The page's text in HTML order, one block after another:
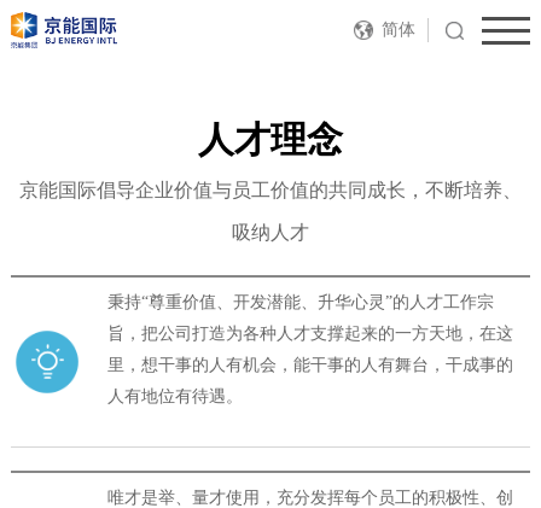
简体
人才理念
京能国际倡导企业价值与员工价值的共同成长，不断培养、
吸纳人才
秉持“尊重价值、开发潜能、升华心灵”的人才工作宗
旨，把公司打造为各种人才支撑起来的一方天地，在这
里，想干事的人有机会，能干事的人有舞台，干成事的
人有地位有待遇。
唯才是举、量才使用，充分发挥每个员工的积极性、创